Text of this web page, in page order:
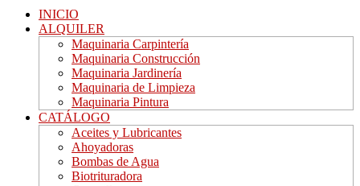
INICIO
ALQUILER
Maquinaria Carpintería
Maquinaria Construcción
Maquinaria Jardinería
Maquinaria de Limpieza
Maquinaria Pintura
CATÁLOGO
Aceites y Lubricantes
Ahoyadoras
Bombas de Agua
Biotrituradora